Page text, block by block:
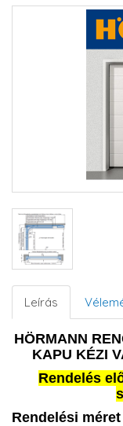
Leírás
HÖRMANN
KAPU KÉZI
Rendelés
Rendelési méret